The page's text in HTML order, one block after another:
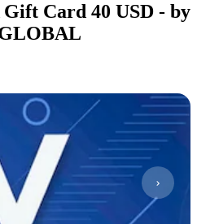
Card 40 USD - by